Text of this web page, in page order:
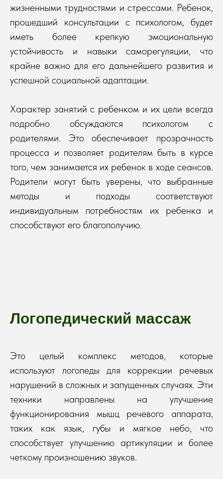
жизненными трудностями и стрессами. Ребенок,
прошедший консультации с психологом, будет
иметь более крепкую эмоциональную
устойчивость и навыки саморегуляции, что
крайне важно для его дальнейшего развития и
успешной социальной адаптации.
Характер занятий с ребенком и их цели всегда
подробно обсуждаются психологом с
родителями. Это обеспечивает прозрачность
процесса и позволяет родителям быть в курсе
того, чем занимается их ребенок в ходе сеансов.
Родители могут быть уверены, что выбранные
методы и подходы соответствуют
индивидуальным потребностям их ребенка и
способствуют его благополучию.
Логопедический массаж
Это целый комплекс методов, которые
используют логопеды для коррекции речевых
нарушений в сложных и запущенных случаях. Эти
техники направлены на улучшение
функционирования мышц речевого аппарата,
таких как язык, губы и мягкое небо, что
способствует улучшению артикуляции и более
четкому произношению звуков.